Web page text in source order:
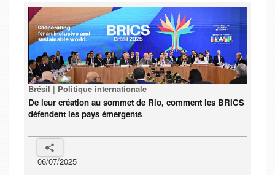
Brésil | Politique internationale
De leur création au sommet de Rio, comment les BRICS
défendent les pays émergents
06/07/2025